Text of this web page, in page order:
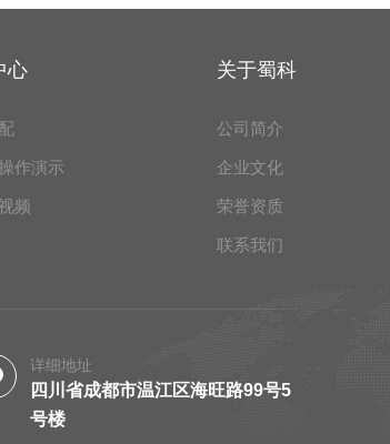
心
作演示
频
关于蜀科
公司简介
企业文化
荣誉资质
联系我们
详细地址
四川省成都市温江区海旺路99号5
号楼